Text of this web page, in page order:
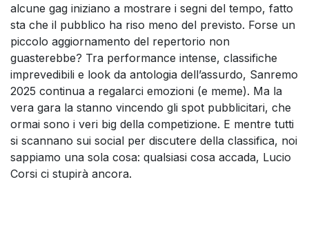
alcune gag iniziano a mostrare i segni del tempo, fatto
sta che il pubblico ha riso meno del previsto. Forse un
piccolo aggiornamento del repertorio non
guasterebbe? Tra performance intense, classifiche
imprevedibili e look da antologia dell’assurdo, Sanremo
2025 continua a regalarci emozioni (e meme). Ma la
vera gara la stanno vincendo gli spot pubblicitari, che
ormai sono i veri big della competizione. E mentre tutti
si scannano sui social per discutere della classifica, noi
sappiamo una sola cosa: qualsiasi cosa accada, Lucio
Corsi ci stupirà ancora.